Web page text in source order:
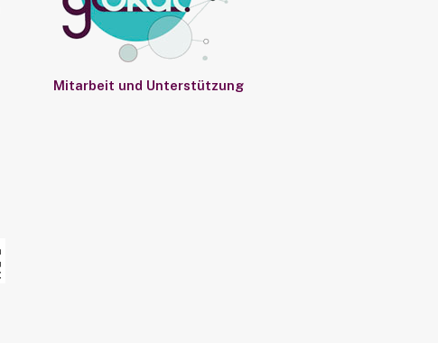
Mitarbeit und Unterstützung